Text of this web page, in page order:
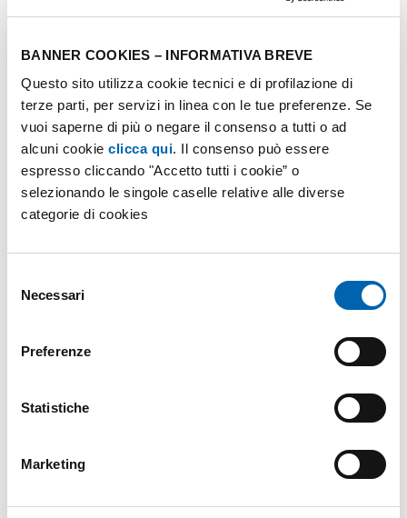
BANNER COOKIES – INFORMATIVA BREVE
Questo sito utilizza cookie tecnici e di profilazione di
terze parti, per servizi in linea con le tue preferenze. Se
vuoi saperne di più o negare il consenso a tutti o ad
alcuni cookie clicca qui. Il consenso può essere
espresso cliccando "Accetto tutti i cookie” o
selezionando le singole caselle relative alle diverse
categorie di cookies
delNecessari
Preferenze
Statistiche
Marketing
Ti aspettiamo all’inaugurazione del nuovo AGN
POINT, dalle 9.00 alle 17.00 e scopri leofferte
AGNLuce & AGNGas.
“In Viaggio con Gruppo
Gruppo Autogas non solo propone contratti
vantaggiosi ma, alla stipula di uno di questi, offre
“In Viaggio con Gruppo Autogas” che garantisce il
*** “In viaggio con Gruppo Autogas” garantisce uno
sconto immediato sulle prenotazioni di uno o più